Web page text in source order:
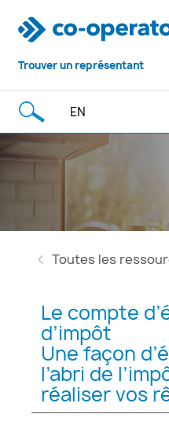
Trouver un représentant
EN
Toutes les
Le compte
d’impôt
Une façon
l’abri de
réaliser vos